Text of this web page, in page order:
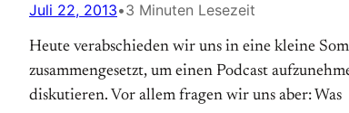
Juli 22, 2013•3 Minuten Lesezeit
Heute verabschieden wir uns in eine kleine
zusammengesetzt, um einen Podcast
diskutieren. Vor allem fragen wir uns aber: Was